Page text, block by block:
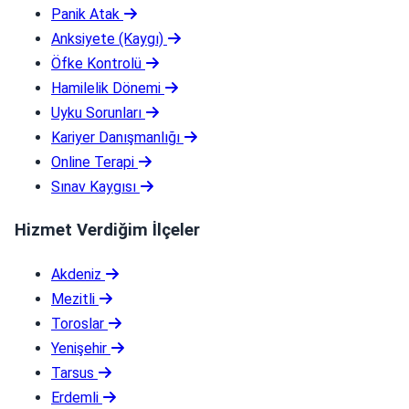
Panik Atak
Anksiyete (Kaygı)
Öfke Kontrolü
Hamilelik Dönemi
Uyku Sorunları
Kariyer Danışmanlığı
Online Terapi
Sınav Kaygısı
Hizmet Verdiğim İlçeler
Akdeniz
Mezitli
Toroslar
Yenişehir
Tarsus
Erdemli